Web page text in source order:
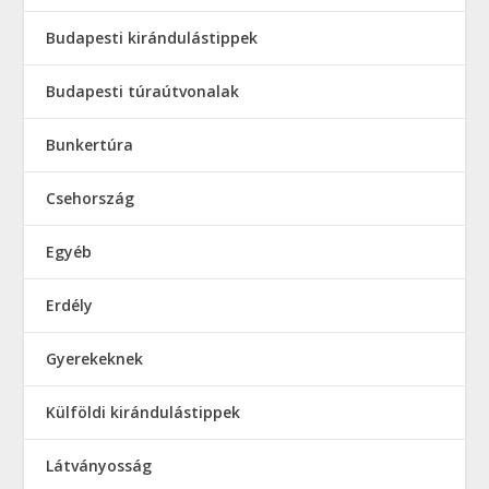
Budapesti kirándulástippek
Budapesti túraútvonalak
Bunkertúra
Csehország
Egyéb
Erdély
Gyerekeknek
Külföldi kirándulástippek
Látványosság